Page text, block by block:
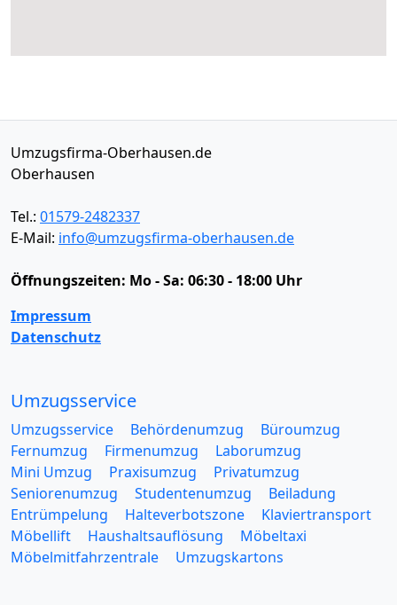
Umzugsfirma-Oberhausen.de
Oberhausen
Tel.: 01579-2482337
E-Mail: info@umzugsfirma-oberhausen.de
Öffnungszeiten: Mo - Sa: 06:30 - 18:00 Uhr
Impressum
Datenschutz
Umzugsservice
Umzugsservice Behördenumzug
Büroumzug
Fernumzug
Firmenumzug
Laborumzug
Mini Umzug
Praxisumzug
Privatumzug
Seniorenumzug
Studentenumzug
Beiladung
Entrümpelung
Halteverbotszone
Klaviertransport
Möbellift
Haushaltsauflösung
Möbeltaxi
Möbelmitfahrzentrale
Umzugskartons